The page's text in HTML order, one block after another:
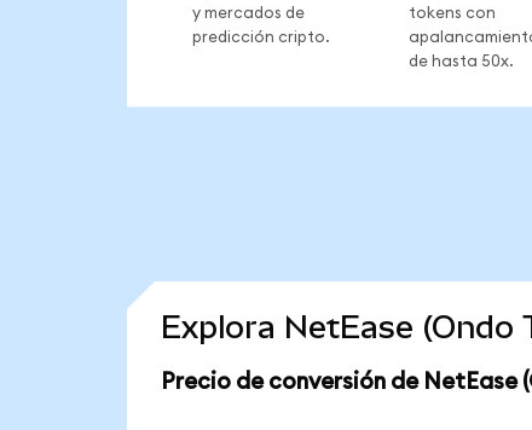
y mercados de
predicción cripto.
tokens con
de hasta 50x.
Explora NetEase
Precio de conversión de NetEase